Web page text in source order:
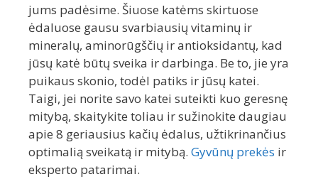
jums padėsime. Šiuose katėms skirtuose
ėdaluose gausu svarbiausių vitaminų ir
mineralų, aminorūgščių ir antioksidantų, kad
jūsų katė būtų sveika ir darbinga. Be to, jie yra
puikaus skonio, todėl patiks ir jūsų katei.
Taigi, jei norite savo katei suteikti kuo geresnę
mitybą, skaitykite toliau ir sužinokite daugiau
apie 8 geriausius kačių ėdalus, užtikrinančius
optimalią sveikatą ir mitybą. Gyvūnų prekės ir
eksperto patarimai.